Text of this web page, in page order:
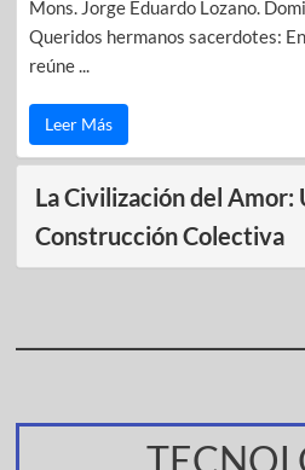
Mons. Jorge Eduardo Lozano.
Queridos hermanos sacerdotes:
reúne ...
Leer Más
La Civilización del Amor:
Construcción Colectiva